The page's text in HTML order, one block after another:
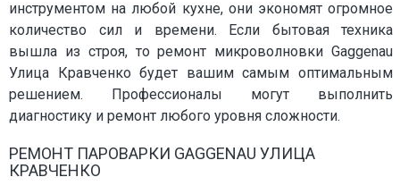
инструментом на любой кухне, они экономят огромное
количество сил и времени. Если бытовая техника
вышла из строя, то ремонт микроволновки Gaggenau
Улица Кравченко будет вашим самым оптимальным
решением. Профессионалы могут выполнить
диагностику и ремонт любого уровня сложности.
РЕМОНТ ПАРОВАРКИ GAGGENAU УЛИЦА
КРАВЧЕНКО